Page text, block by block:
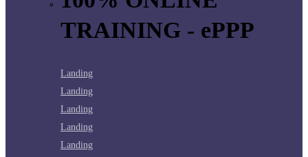
TRAINING - ePPP
Landing
Landing
Landing
Landing
Landing